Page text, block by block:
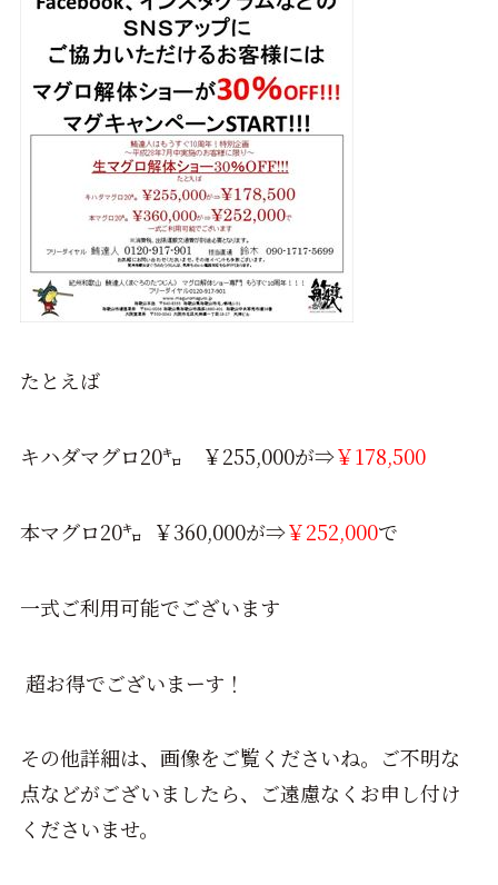
たとえば
キハダマグロ20㌔ ￥255,000が⇒￥178,500
本マグロ20㌔ ￥360,000が⇒￥252,000で
一式ご利用可能でございます
超お得でございまーす！
その他詳細は、画像をご覧くださいね。ご不明な
点などがございましたら、ご遠慮なくお申し付け
くださいませ。